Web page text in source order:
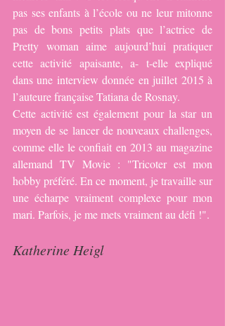
pas ses enfants à l’école ou ne leur mitonne
pas de bons petits plats que l’actrice de
Pretty woman aime aujourd’hui pratiquer
cette activité apaisante, a- t-elle expliqué
dans une interview donnée en juillet 2015 à
l’auteure française Tatiana de Rosnay.
Cette activité est également pour la star un
moyen de se lancer de nouveaux challenges,
comme elle le confiait en 2013 au magazine
allemand TV Movie : "Tricoter est mon
hobby préféré. En ce moment, je travaille sur
une écharpe vraiment complexe pour mon
mari. Parfois, je me mets vraiment au défi !".
Katherine Heigl